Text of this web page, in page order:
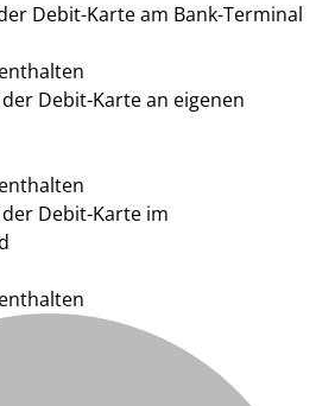
Debit-Karte am Bank-Terminal
Debit-Karte an eigenen
Debit-Karte im